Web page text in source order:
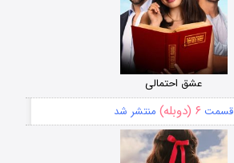
عشق احتمالی
قسمت ۶ (دوبله) منتشر شد